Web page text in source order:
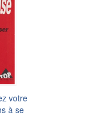
votre
à se